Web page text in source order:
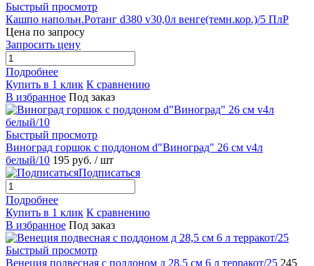
Быстрый просмотр
Кашпо напольн.Ротанг d380 v30,0л венге(темн.кор.)/5 ПлР
Цена по запросу
Запросить цену
Подробнее
Купить в 1 клик К сравнению
В избранное Под заказ
Быстрый просмотр
Виноград горшок с поддоном d"Виноград" 26 см v4л
белый/10 195 руб. / шт
Подписаться
Подробнее
Купить в 1 клик К сравнению
В избранное Под заказ
Быстрый просмотр
Венеция подвесная с поддоном д 28,5 см 6 л терракот/25 245